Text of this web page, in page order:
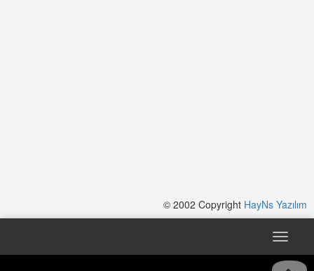
© 2002 Copyright HayNs Yazılım
Toggle